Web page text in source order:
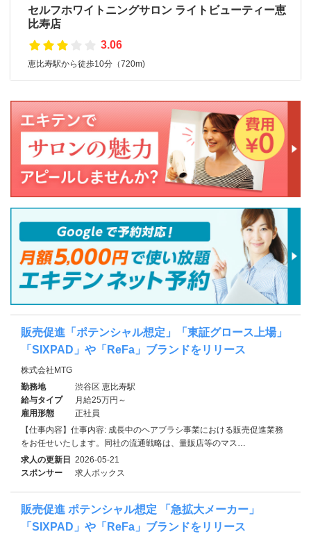
セルフホワイトニングサロン ライトビューティー恵
比寿店
3.06
恵比寿駅から徒歩10分（720m)
販売促進「ポテンシャル想定」「東証グロース上場」
「SIXPAD」や「ReFa」ブランドをリリース
株式会社MTG
勤務地
渋谷区 恵比寿駅
給与タイプ
月給25万円～
雇用形態
正社員
【仕事内容】仕事内容: 成長中のヘアブラシ事業における販売促進業務
をお任せいたします。同社の流通戦略は、量販店等のマス…
求人の更新日 2026-05-21
スポンサー
求人ボックス
販売促進 ポテンシャル想定 「急拡大メーカー」
「SIXPAD」や「ReFa」ブランドをリリース